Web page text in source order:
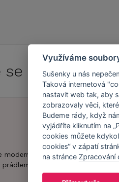
se doCaresse
moderní obchod s
Náš příběh
Náš tým
médiích
Využíváme
Sušenky u nás
Taková internetová
nastavit web tak, aby
zobrazovaly věci,
Budeme rády, když
vyjádříte kliknutím na
cookies můžete
cookies“ v zápatí
na stránce Zpracování